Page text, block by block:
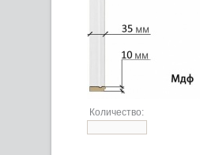
Количество: